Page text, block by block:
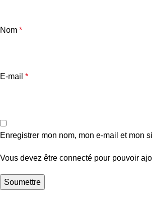
Nom *
E-mail *
Enregistrer mon nom, mon e-mail et mon
Vous devez être connecté pour pouvoir